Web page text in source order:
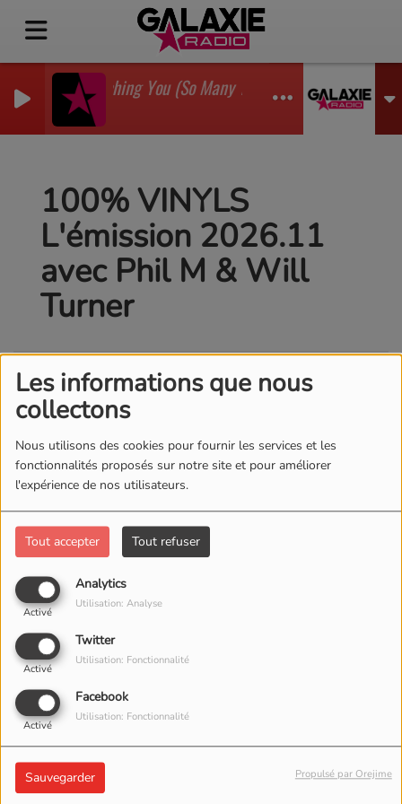
Les informations que nous
collectons
Nous utilisons des cookies pour fournir les services et les
fonctionnalités proposés sur notre site et pour améliorer
l'expérience de nos utilisateurs.
Tout accepter Tout refuser
Analytics
Activé
Utilisation: Analyse
Twitter
Activé
Utilisation: Fonctionnalité
Facebook
Activé
Utilisation: Fonctionnalité
Sauvegarder Propulsé par Orejime
I'm Watching You (So Many Times) (Sean Finn Remix)
GADJO
100% VINYLS
L'émission 2026.11
avec Phil M & Will
Turner
15 JUIN 2026 -